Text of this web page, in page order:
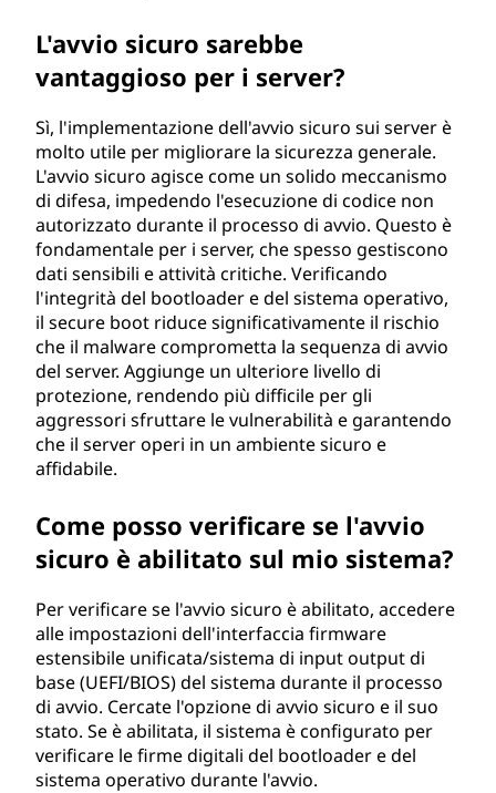
L'avvio sicuro sarebbe
vantaggioso per i server?
Sì, l'implementazione dell'avvio sicuro sui server è
molto utile per migliorare la sicurezza generale.
L'avvio sicuro agisce come un solido meccanismo
di difesa, impedendo l'esecuzione di codice non
autorizzato durante il processo di avvio. Questo è
fondamentale per i server, che spesso gestiscono
dati sensibili e attività critiche. Verificando
l'integrità del bootloader e del sistema operativo,
il secure boot riduce significativamente il rischio
che il malware comprometta la sequenza di avvio
del server. Aggiunge un ulteriore livello di
protezione, rendendo più difficile per gli
aggressori sfruttare le vulnerabilità e garantendo
che il server operi in un ambiente sicuro e
affidabile.
Come posso verificare se l'avvio
sicuro è abilitato sul mio sistema?
Per verificare se l'avvio sicuro è abilitato, accedere
alle impostazioni dell'interfaccia firmware
estensibile unificata/sistema di input output di
base (UEFI/BIOS) del sistema durante il processo
di avvio. Cercate l'opzione di avvio sicuro e il suo
stato. Se è abilitata, il sistema è configurato per
verificare le firme digitali del bootloader e del
sistema operativo durante l'avvio.